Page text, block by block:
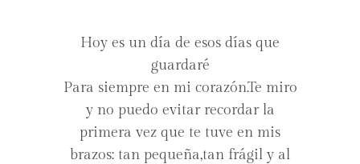
Hoy es un día de esos días que
guardaré
Para siempre en mi corazón.Te miro
y no puedo evitar recordar la
primera vez que te tuve en mis
brazos: tan pequeña,tan frágil y al